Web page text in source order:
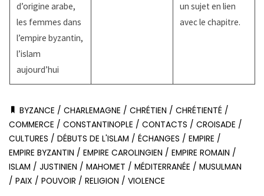
d’origine arabe,
les femmes dans
l’empire byzantin,
l’islam
aujourd’hui
un sujet en lien
avec le chapitre.
BYZANCE /CHARLEMAGNE /CHRÉTIEN /CHRÉTIENTÉ /
COMMERCE /CONSTANTINOPLE /CONTACTS /CROISADE /
CULTURES /DÉBUTS DE L'ISLAM /ÉCHANGES /EMPIRE /
EMPIRE BYZANTIN /EMPIRE CAROLINGIEN /EMPIRE ROMAIN /
ISLAM /JUSTINIEN /MAHOMET /MÉDITERRANÉE /MUSULMAN
/PAIX /POUVOIR /RELIGION /VIOLENCE